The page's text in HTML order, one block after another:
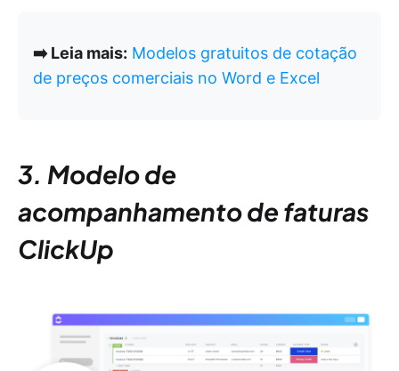
➡️ Leia mais: Modelos gratuitos de cotação
de preços comerciais no Word e Excel
3. Modelo de
acompanhamento de faturas
ClickUp